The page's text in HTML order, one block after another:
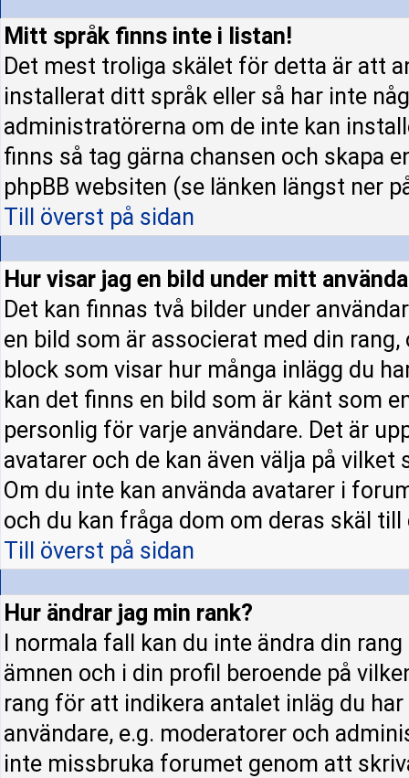
Mitt språk finns inte i listan!
Det mest troliga skälet för detta är att
installerat ditt språk eller så har inte
administratörerna om de inte kan
finns så tag gärna chansen och skapa
phpBB websiten (se länken längst ner
Till överst på sidan
Hur visar jag en bild under mitt
Det kan finnas två bilder under
en bild som är associerat med din
block som visar hur många inlägg du
kan det finns en bild som är känt som
personlig för varje användare. Det är
avatarer och de kan även välja på
Om du inte kan använda avatarer i
och du kan fråga dom om deras skäl
Till överst på sidan
Hur ändrar jag min rank?
I normala fall kan du inte ändra din
ämnen och i din profil beroende på
rang för att indikera antalet inläg du
användare, e.g. moderatorer och
inte missbruka forumet genom att